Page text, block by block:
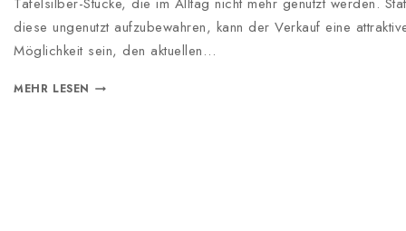
diese ungenutzt aufzubewahren, kann der Verkauf eine
Möglichkeit sein, den aktuellen…
MEHR LESEN SILBERBESTECK